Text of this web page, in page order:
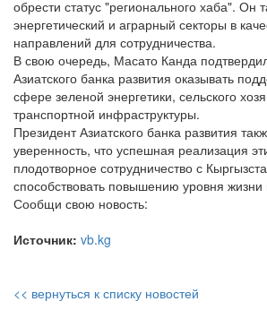
обрести статус "регионального хаба". Он
энергетический и аграрный секторы в
направлений для сотрудничества.
В свою очередь, Масато Канда
Азиатского банка развития оказывать
сфере зеленой энергетики, сельского
транспортной инфраструктуры.
Президент Азиатского банка развития
уверенность, что успешная реализация
плодотворное сотрудничество с
способствовать повышению уровня жизни
Сообщи свою новость:
Источник: vb.kg
<< вернуться к списку новостей